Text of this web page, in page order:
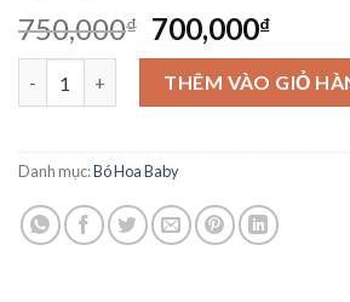
750,000₫ Giá
gốc
là:
750,000₫.
700,000₫Giá
hiện
tại
là:
Bó Hoa BaBy -BB12 số lượng
THÊM VÀO GIỎ
Danh mục:Bó Hoa Baby